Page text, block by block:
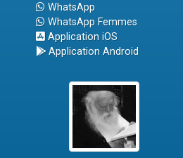
WhatsApp
WhatsApp Femmes
Application iOS
Application Android